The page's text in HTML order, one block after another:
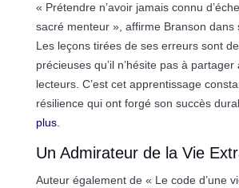
« Prétendre n’avoir jamais connu
sacré menteur », affirme Branson dans
Les leçons tirées de ses erreurs sont
précieuses qu’il n’hésite pas à partager
lecteurs. C’est cet apprentissage
résilience qui ont forgé son succès
plus.
Un Admirateur de la Vie
Auteur également de « Le code d’une